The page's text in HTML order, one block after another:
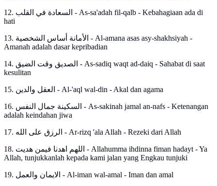
12. السعادة في القلب - As-sa'adah fil-qalb - Kebahagiaan ada di
hati
13. الأمانة أساس الشخصية - Al-amana asas asy-shakhsiyah -
Amanah adalah dasar kepribadian
14. الصديق وقت الضيق - As-sadiq waqt ad-daiq - Sahabat di saat
kesulitan
15. العقل والدين - Al-'aql wal-din - Akal dan agama
16. السكينة جمال النفس - As-sakinah jamal an-nafs - Ketenangan
adalah keindahan jiwa
17. الرزق على الله - Ar-rizq 'ala Allah - Rezeki dari Allah
18. اللهم اهدنا فيمن هديت - Allahumma ihdinna fiman hadayt - Ya
Allah, tunjukkanlah kepada kami jalan yang Engkau tunjuki
19. الايمان والعمل - Al-iman wal-amal - Iman dan amal